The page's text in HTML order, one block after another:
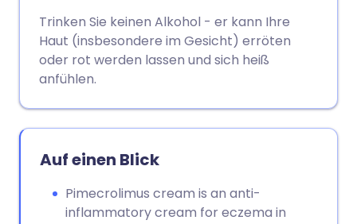
Link kopieren
Trinken Sie keinen Alkohol - er kann Ihre
Haut (insbesondere im Gesicht) erröten
oder rot werden lassen und sich heiß
anfühlen.
Auf einen Blick
Pimecrolimus cream is an anti-
inflammatory cream for eczema in